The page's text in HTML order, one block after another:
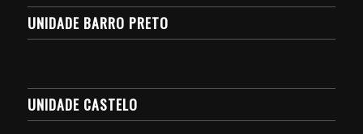
UNIDADE BARRO PRETO
UNIDADE CASTELO